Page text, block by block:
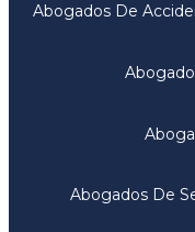
Abogados De
Abogados De